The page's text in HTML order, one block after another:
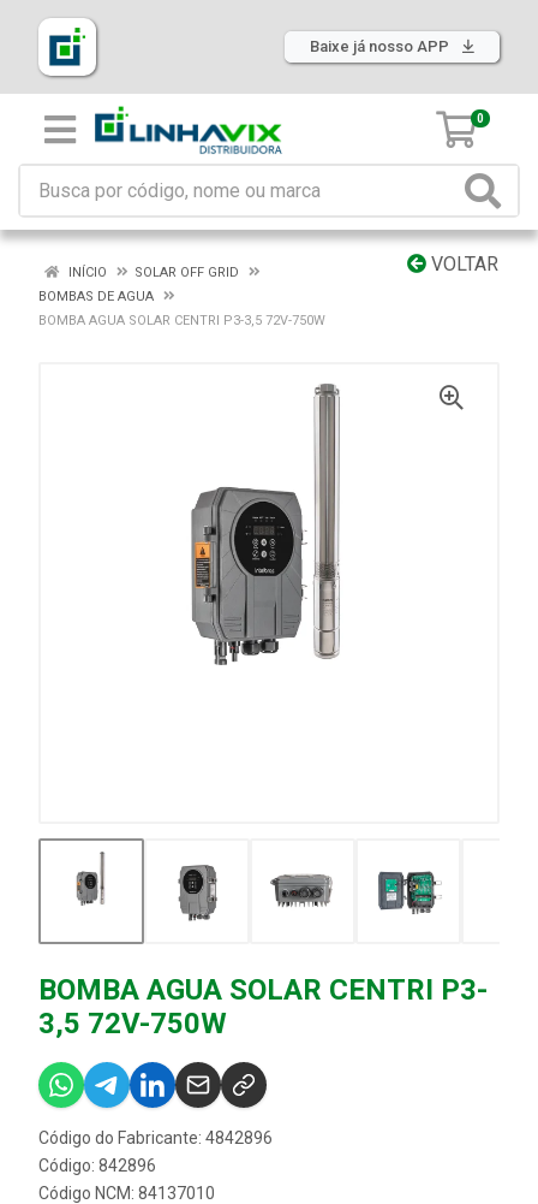
Baixe já nosso APP
0
VOLTAR
INÍCIO
SOLAR OFF GRID
BOMBAS DE AGUA
BOMBA AGUA SOLAR CENTRI P3-3,5 72V-750W
BOMBA AGUA SOLAR CENTRI P3-
3,5 72V-750W
Código do Fabricante: 4842896
Código: 842896
Código NCM: 84137010